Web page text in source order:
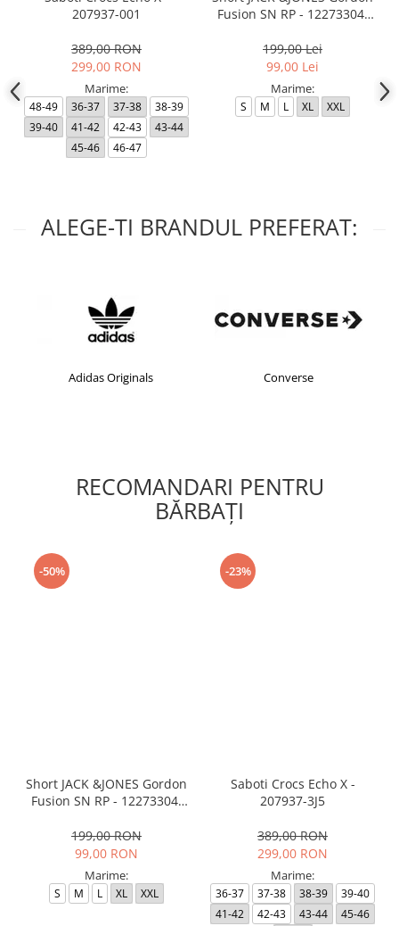
207937-001
389,00 RON
299,00 RON
Marime:
48-49 36-37 37-38
38-39
39-40
41-42 42-43
43-44
45-46
46-47
Fusion SN RP - 12273304-
199,00 Lei
99,00 Lei
Marime:
S M L XL XXL
ALEGE-TI BRANDUL PREFERAT:
Adidas Originals Converse
RECOMANDARI PENTRU
BĂRBAŢI
-50%
Short JACK &JONES Gordon
Fusion SN RP - 12273304-
199,00 RON
99,00 RON
Marime:
S M L XL XXL
-23%
Saboti Crocs Echo X -
207937-3J5
389,00 RON
299,00 RON
Marime:
36-37 37-38 38-39
39-40
41-42
42-43 43-44
45-46